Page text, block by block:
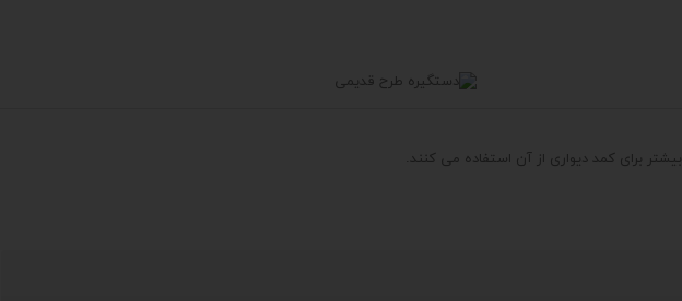
برای کمد دیواری از آن استفاده می کنند.